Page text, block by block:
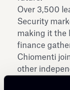
Over 3,500
Security
making it the
finance
Chiomenti
other
founders of